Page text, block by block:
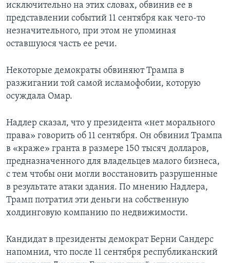
исключительно на этих словах, обвинив ее в
представлении событий 11 сентября как чего-то
незначительного, при этом не упоминая
оставшуюся часть ее речи.
Некоторые демократы обвиняют Трампа в
разжигании той самой исламофобии, которую
осуждала Омар.
Надлер сказал, что у президента «нет морального
права» говорить об 11 сентября. Он обвинил Трампа
в «краже» гранта в размере 150 тысяч долларов,
предназначенного для владельцев малого бизнеса,
с тем чтобы они могли восстановить разрушенные
в результате атаки здания. По мнению Надлера,
Трамп потратил эти деньги на собственную
холдинговую компанию по недвижимости.
Кандидат в президенты демократ Берни Сандерс
напомнил, что после 11 сентября республиканский